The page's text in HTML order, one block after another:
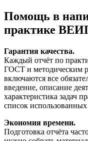
Помощь в
практике
Гарантия качества.
Каждый отчёт по
ГОСТ и методическим
включаются все
введение, описание
характеристика задач
список
Экономия времени.
Подготовка отчёта